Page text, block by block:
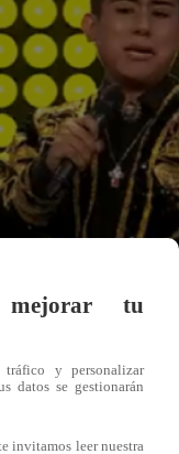
mejorar tu
y personalizar
datos se gestionarán
invitamos leer nuestra